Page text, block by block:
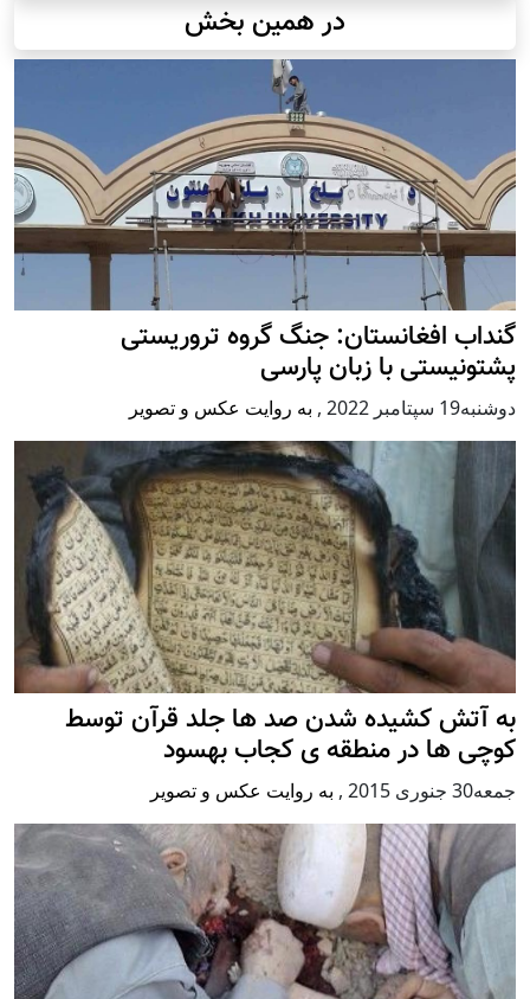
در همین بخش
گنداب افغانستان: جنگ گروه تروریستی
پشتونیستی با زبان پارسی
دوشنبه19 سپتامبر 2022 , به روایت عکس و تصویر
به آتش کشیده شدن صد ها جلد قرآن توسط
کوچی ها در منطقه ی کجاب بهسود
جمعه30 جنوری 2015 , به روایت عکس و تصویر